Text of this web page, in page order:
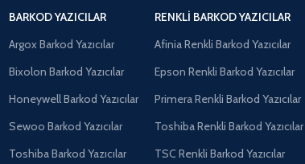
BARKOD YAZICILAR
Argox Barkod Yazıcılar
Bixolon Barkod Yazıcılar
Honeywell Barkod Yazıcılar
Sewoo Barkod Yazıcılar
Toshiba Barkod Yazıcılar
RENKLI BARKOD YAZICILAR
Afinia Renkli Barkod Yazıcılar
Epson Renkli Barkod Yazıcılar
Primera Renkli Barkod Yazıcılar
Toshiba Renkli Barkod Yazıcılar
TSC Renkli Barkod Yazıcılar